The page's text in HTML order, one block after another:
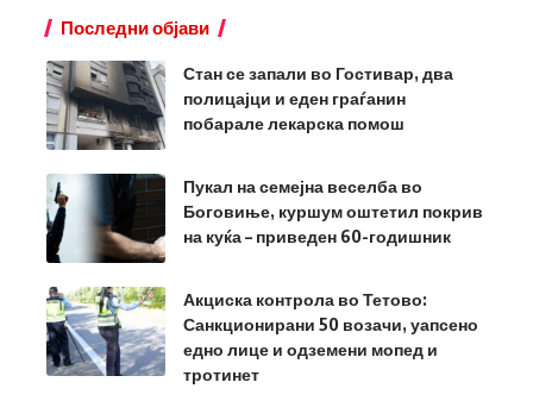
Последни објави
Стан се запали во Гостивар, два
полицајци и еден граѓанин
побарале лекарска помош
Пукал на семејна веселба во
Боговиње, куршум оштетил покрив
на куќа – приведен 60-годишник
Акциска контрола во Тетово:
Санкционирани 50 возачи, уапсено
едно лице и одземени мопед и
тротинет